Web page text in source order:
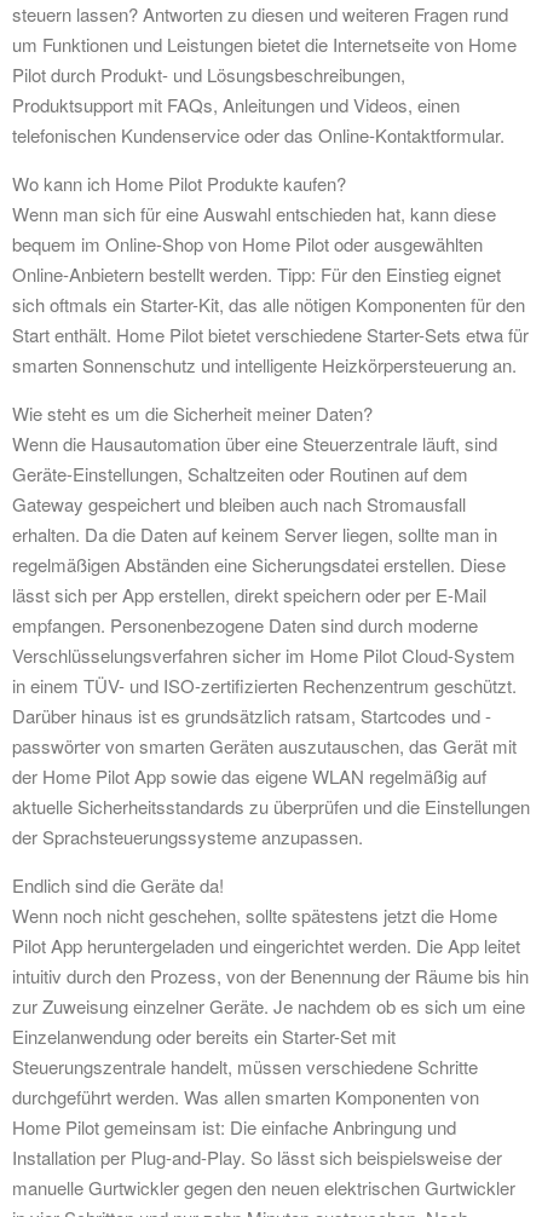
steuern lassen? Antworten zu diesen und weiteren Fragen rund
um Funktionen und Leistungen bietet die Internetseite von Home
Pilot durch Produkt- und Lösungsbeschreibungen,
Produktsupport mit FAQs, Anleitungen und Videos, einen
telefonischen Kundenservice oder das Online-Kontaktformular.
Wo kann ich Home Pilot Produkte kaufen?
Wenn man sich für eine Auswahl entschieden hat, kann diese
bequem im Online-Shop von Home Pilot oder ausgewählten
Online-Anbietern bestellt werden. Tipp: Für den Einstieg eignet
sich oftmals ein Starter-Kit, das alle nötigen Komponenten für den
Start enthält. Home Pilot bietet verschiedene Starter-Sets etwa für
smarten Sonnenschutz und intelligente Heizkörpersteuerung an.
Wie steht es um die Sicherheit meiner Daten?
Wenn die Hausautomation über eine Steuerzentrale läuft, sind
Geräte-Einstellungen, Schaltzeiten oder Routinen auf dem
Gateway gespeichert und bleiben auch nach Stromausfall
erhalten. Da die Daten auf keinem Server liegen, sollte man in
regelmäßigen Abständen eine Sicherungsdatei erstellen. Diese
lässt sich per App erstellen, direkt speichern oder per E-Mail
empfangen. Personenbezogene Daten sind durch moderne
Verschlüsselungsverfahren sicher im Home Pilot Cloud-System
in einem TÜV- und ISO-zertifizierten Rechenzentrum geschützt.
Darüber hinaus ist es grundsätzlich ratsam, Startcodes und -
passwörter von smarten Geräten auszutauschen, das Gerät mit
der Home Pilot App sowie das eigene WLAN regelmäßig auf
aktuelle Sicherheitsstandards zu überprüfen und die Einstellungen
der Sprachsteuerungssysteme anzupassen.
Endlich sind die Geräte da!
Wenn noch nicht geschehen, sollte spätestens jetzt die Home
Pilot App heruntergeladen und eingerichtet werden. Die App leitet
intuitiv durch den Prozess, von der Benennung der Räume bis hin
zur Zuweisung einzelner Geräte. Je nachdem ob es sich um eine
Einzelanwendung oder bereits ein Starter-Set mit
Steuerungszentrale handelt, müssen verschiedene Schritte
durchgeführt werden. Was allen smarten Komponenten von
Home Pilot gemeinsam ist: Die einfache Anbringung und
Installation per Plug-and-Play. So lässt sich beispielsweise der
manuelle Gurtwickler gegen den neuen elektrischen Gurtwickler